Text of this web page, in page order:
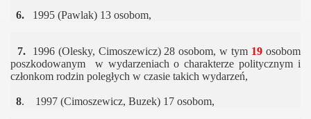
6. 1995 (Pawlak) 13 osobom,
7.1996 (Olesky, Cimoszewicz) 28 osobom, w tym 19 osobom
poszkodowanym w wydarzeniach o charakterze politycznym i
członkom rodzin poległych w czasie takich wydarzeń,
8. 1997 (Cimoszewicz, Buzek) 17 osobom,